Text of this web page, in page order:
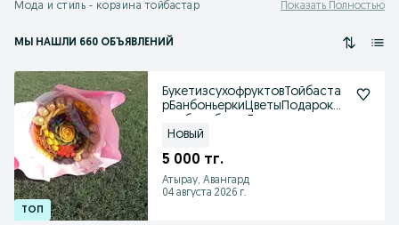
Мода и стиль - корзина тойбастар Показать Полностью
МЫ НАШЛИ 660 ОБЪЯВЛЕНИЙ
БукетизсухофруктовТойбаста
рБанбоньеркиЦветыПодарокСь
Новый
5 000 тг.
Атырау, Авангард
04 августа 2026 г.